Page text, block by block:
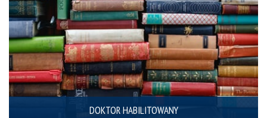
DOKTOR HABILITOWANY